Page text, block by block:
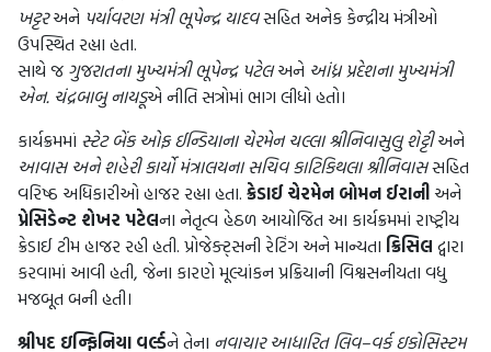
ખટ્ટરઅને પર્યાવરણ મંત્રી ભૂપેન્દ્ર યાદવસહિત અનેક કેન્દ્રીય મંત્રીઓ
ઉપસ્થિત રહ્યા હતા.
સાથે જ ગુજરાતના મુખ્યમંત્રી ભૂપેન્દ્ર પટેલઅને આંધ્ર પ્રદેશના મુખ્યમંત્રી
એન. ચંદ્રબાબુ નાયડૂએ નીતિ સત્રોમાં ભાગ લીધો હતો।
કાર્યક્રમમાં સ્ટેટ બેંક ઓફ ઈન્ડિયાના ચેરમેન ચલ્લા શ્રીનિવાસુલુ શેટ્ટીઅને
આવાસ અને શહેરી કાર્યો મંત્રાલયના સચિવ કાટિકિથલા શ્રીનિવાસસહિત
વરિષ્ઠ અધિકારીઓ હાજર રહ્યા હતા. ક્રેડાઈ ચેરમેન બોમન ઈરાની અને
પ્રેસિડેન્ટ શેખર પટેલના નેતૃત્વ હેઠળ આયોજિત આ કાર્યક્રમમાં રાષ્ટ્રીય
ક્રેડાઈ ટીમ હાજર રહી હતી. પ્રોજેક્ટ્સની રેટિંગ અને માન્યતા ક્રિસિલ દ્વારા
કરવામાં આવી હતી, જેના કારણે મૂલ્યાંકન પ્રક્રિયાની વિશ્વસનીયતા વધુ
મજબૂત બની હતી।
શ્રીપદ ઇન્ફિનિયા વર્લ્ડને તેના નવાચાર આધારિત લિવ–વર્ક ઇકોસિસ્ટમ